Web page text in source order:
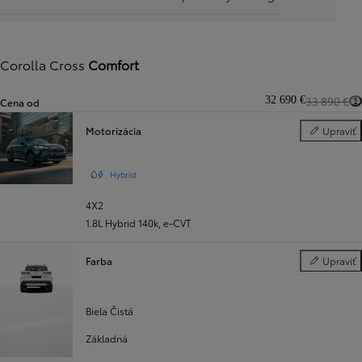
Corolla Cross Comfort
Cena od 32 690 €33 890 € 1
Motorizácia Upraviť
Motorizácia
Hybrid
4X2
1.8L Hybrid 140k, e‑CVT
Farba Upraviť
Farba
Biela Čistá
Základná